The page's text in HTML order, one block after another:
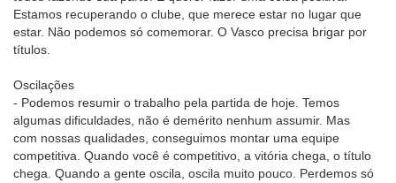
Estamos recuperando o clube, que merece estar no lugar que
estar. Não podemos só comemorar. O Vasco precisa brigar por
títulos.
Oscilações
- Podemos resumir o trabalho pela partida de hoje. Temos
algumas dificuldades, não é demérito nenhum assumir. Mas
com nossas qualidades, conseguimos montar uma equipe
competitiva. Quando você é competitivo, a vitória chega, o título
chega. Quando a gente oscila, oscila muito pouco. Perdemos só